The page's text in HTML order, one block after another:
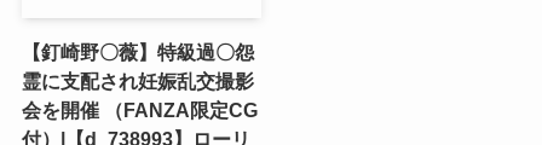
【釘崎野〇薇】特級過〇怨
霊に支配され妊娠乱交撮影
会を開催 （FANZA限定CG
付）|【d_738993】ローリ